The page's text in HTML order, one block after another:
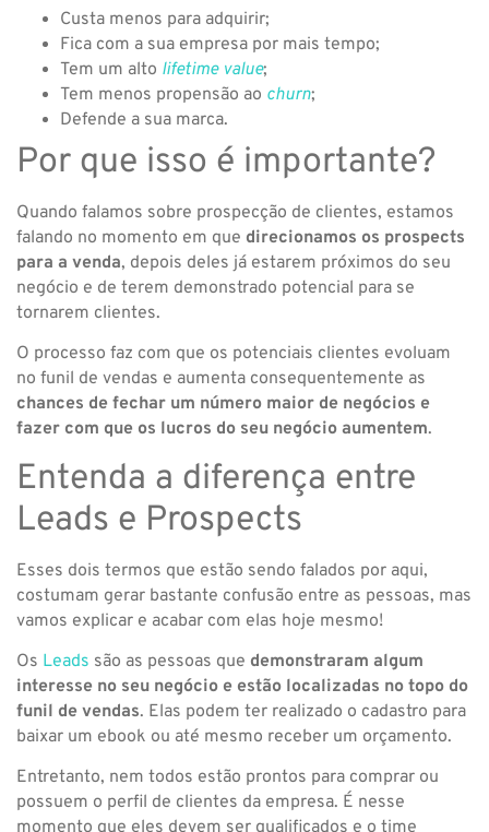
Custa menos para adquirir;
Fica com a sua empresa por mais tempo;
Tem um alto lifetime value;
Tem menos propensão ao churn;
Defende a sua marca.
Por que isso é importante?
Quando falamos sobre prospecção de clientes, estamos
falando no momento em que direcionamos os prospects
para a venda, depois deles já estarem próximos do seu
negócio e de terem demonstrado potencial para se
tornarem clientes.
O processo faz com que os potenciais clientes evoluam
no funil de vendas e aumenta consequentemente as
chances de fechar um número maior de negócios e
fazer com que os lucros do seu negócio aumentem.
Entenda a diferença entre
Leads e Prospects
Esses dois termos que estão sendo falados por aqui,
costumam gerar bastante confusão entre as pessoas, mas
vamos explicar e acabar com elas hoje mesmo!
Os Leads são as pessoas que demonstraram algum
interesse no seu negócio e estão localizadas no topo do
funil de vendas. Elas podem ter realizado o cadastro para
baixar um ebook ou até mesmo receber um orçamento.
Entretanto, nem todos estão prontos para comprar ou
possuem o perfil de clientes da empresa. É nesse